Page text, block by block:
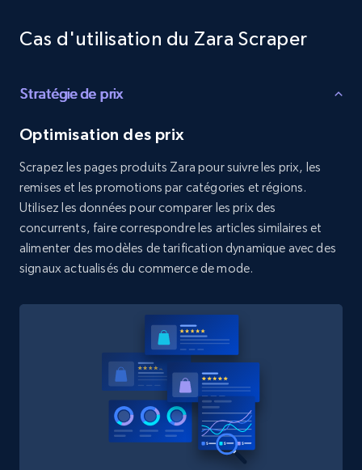
Target
Rating, Reviews count, Initial price, Discount,
Target - Gather data on products using
specified keywords
175+ Essai gratuit
Target - Discover products by category url
URL, Product id, Title, Product description,
Cas d'utilisation du Zara Scraper
Stratégie de prix
Optimisation des prix
Scrapez les pages produits Zara pour suivre les prix, les
remises et les promotions par catégories et régions.
Utilisez les données pour comparer les prix des
concurrents, faire correspondre les articles similaires et
alimenter des modèles de tarification dynamique avec des
signaux actualisés du commerce de mode.